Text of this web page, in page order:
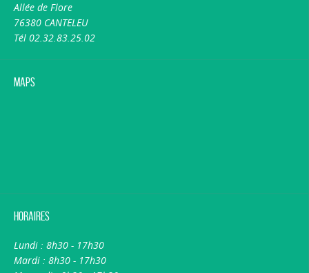
Allée de Flore
76380 CANTELEU
Tél 02.32.83.25.02
Maps
Horaires
Lundi : 8h30 - 17h30
Mardi : 8h30 - 17h30